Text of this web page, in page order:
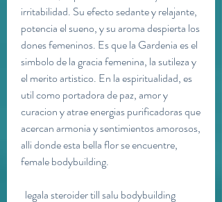
irritabilidad. Su efecto sedante y relajante,
potencia el sueno, y su aroma despierta los
dones femeninos. Es que la Gardenia es el
simbolo de la gracia femenina, la sutileza y
el merito artistico. En la espiritualidad, es
util como portadora de paz, amor y
curacion y atrae energias purificadoras que
acercan armonia y sentimientos amorosos,
alli donde esta bella flor se encuentre,
female bodybuilding.